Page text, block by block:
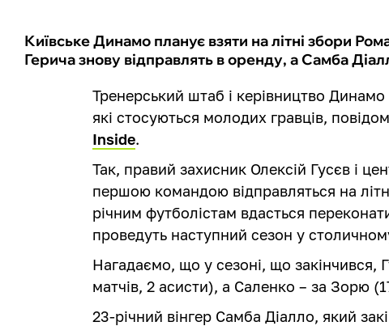
Київське Динамо планує взяти на літні збори
Герича знову відправлять в оренду, а Самба
Тренерський штаб і керівництво
які стосуються молодих гравців,
Inside.
Так, правий захисник Олексій Гусєв і
першою командою відправляться на
річним футболістам вдасться
проведуть наступний сезон у
Нагадаємо, що у сезоні, що закінчився,
матчів, 2 асисти), а Саленко – за Зорю
23-річний вінгер Самба Діалло, який